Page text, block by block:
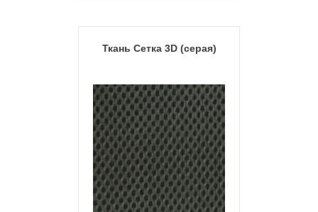
Ткань Сетка 3D (серая)